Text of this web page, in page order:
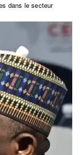
dans le secteur